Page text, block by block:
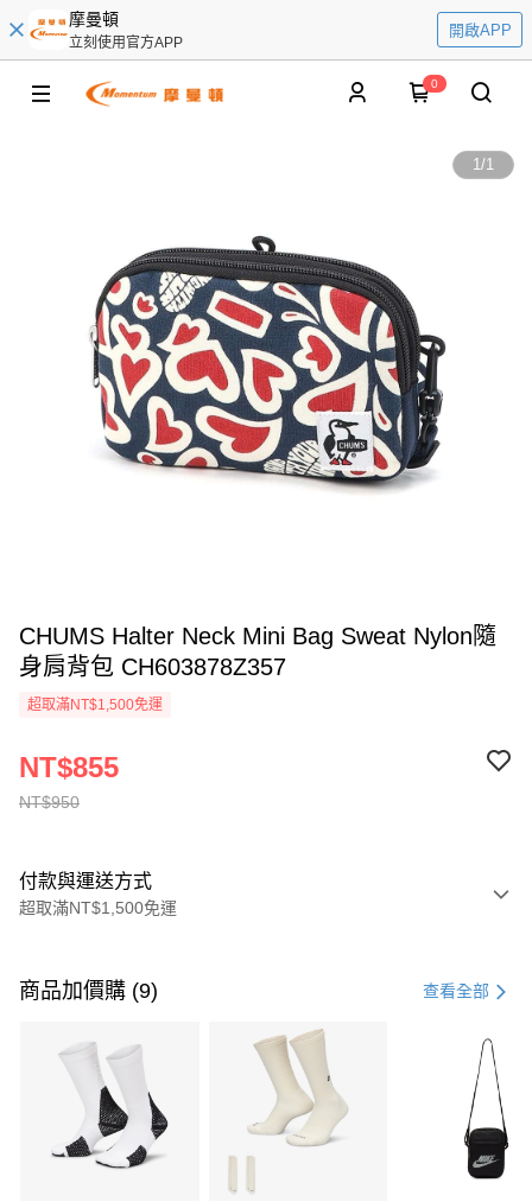
摩曼頓
立刻使用官方APP
開啟APP
0
1/1
CHUMS Halter Neck Mini Bag Sweat Nylon隨
身肩背包 CH603878Z357
超取滿NT$1,500免運
NT$950
NT$855
付款與運送方式
超取滿NT$1,500免運
信用卡一次付款
3 期 0 利率 每期 21家銀行
合作金庫商業銀行
第一商業銀行
華南商業銀行
彰化商業銀行
上海商業儲蓄銀行
Apple Pay
商品加價購 (9) 查看全部